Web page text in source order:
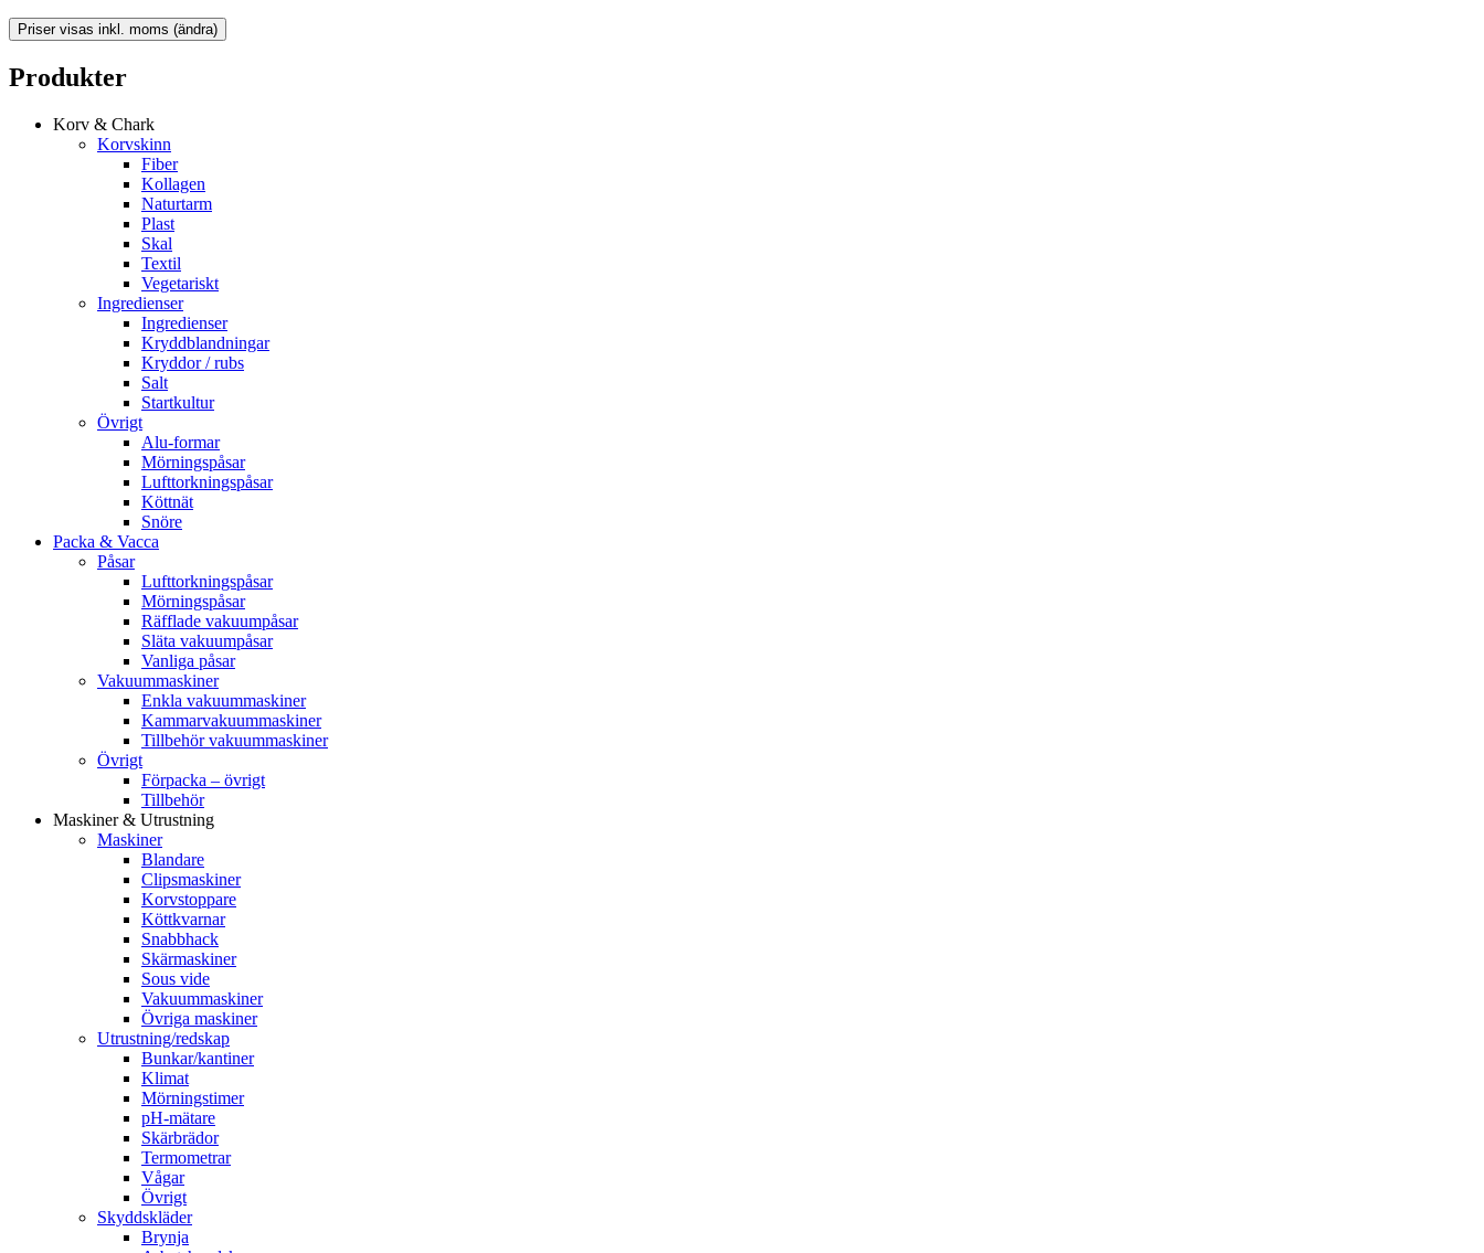
Produkter
Korv & Chark
Korvskinn
Fiber
Kollagen
Naturtarm
Plast
Skal
Textil
Vegetariskt
Ingredienser
Ingredienser
Kryddblandningar
Kryddor / rubs
Salt
Startkultur
Övrigt
Alu-formar
Mörningspåsar
Lufttorkningspåsar
Köttnät
Snöre
Packa & Vacca
Påsar
Lufttorkningspåsar
Mörningspåsar
Räfflade vakuumpåsar
Släta vakuumpåsar
Vanliga påsar
Vakuummaskiner
Enkla vakuummaskiner
Kammarvakuummaskiner
Tillbehör vakuummaskiner
Övrigt
Förpacka – övrigt
Tillbehör
Maskiner & Utrustning
Maskiner
Blandare
Clipsmaskiner
Korvstoppare
Köttkvarnar
Snabbhack
Skärmaskiner
Sous vide
Vakuummaskiner
Övriga maskiner
Utrustning/redskap
Bunkar/kantiner
Klimat
Mörningstimer
pH-mätare
Skärbrädor
Termometrar
Vågar
Övrigt
Skyddskläder
Brynja